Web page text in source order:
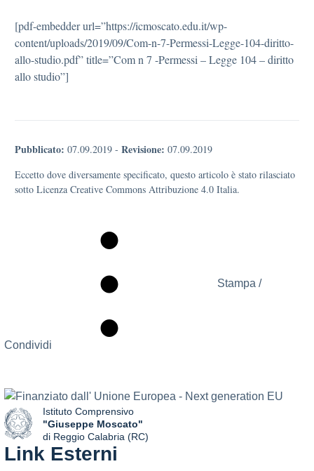
[pdf-embedder url=”https://icmoscato.edu.it/wp-
content/uploads/2019/09/Com-n-7-Permessi-Legge-104-diritto-
allo-studio.pdf” title=”Com n 7 -Permessi – Legge 104 – diritto
allo studio”]
Pubblicato: 07.09.2019 - Revisione: 07.09.2019
Eccetto dove diversamente specificato, questo articolo è stato rilasciato
sotto Licenza Creative Commons Attribuzione 4.0 Italia.
Stampa /
Condividi
Istituto Comprensivo
"Giuseppe Moscato"
di Reggio Calabria (RC)
— Visita la pagina iniziale della scuola
Link Esterni